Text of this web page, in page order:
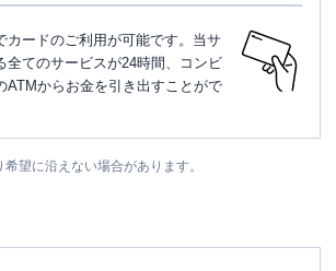
カードのご利用が可能です。当サ
全てのサービスが24時間、コンビ
ATMからお金を引き出すことがで
望に沿えない場合があります。